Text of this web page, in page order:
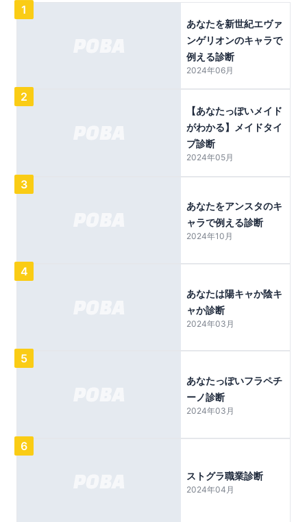
1
あなたを新世紀エヴァ
ンゲリオンのキャラで
例える診断
2024年06月
2
【あなたっぽいメイド
がわかる】メイドタイ
プ診断
2024年05月
3
あなたをアンスタのキ
ャラで例える診断
2024年10月
4
あなたは陽キャか陰キ
ャか診断
2024年03月
5
あなたっぽいフラペチ
ーノ診断
2024年03月
6
ストグラ職業診断
2024年04月